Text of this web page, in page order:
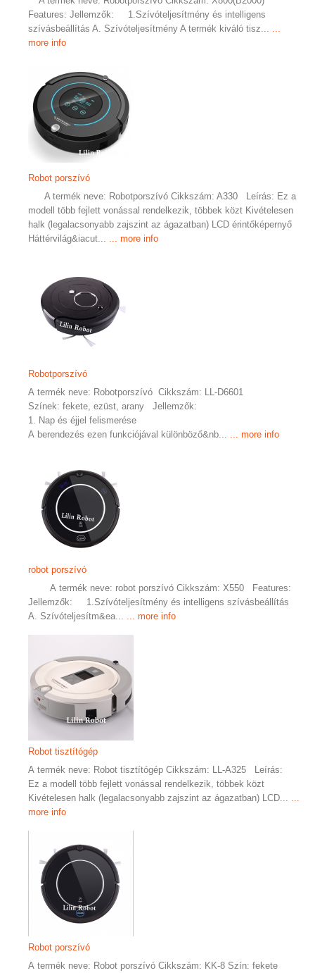
Features: Jellemzők: 1.Szívóteljesítmény és intelligens
szívásbeállítás A. Szívóteljesítmény A termék kiváló tisz...
more info
Robot porszívó
A termék neve: Robotporszívó Cikkszám: A330 Leírás: Ez a
modell több fejlett vonással rendelkezik, többek közt Kivételesen
halk (legalacsonyabb zajszint az ágazatban) LCD érintőképernyő
Háttérvilág&iacut...
... more info
Robotporszívó
A termék neve: Robotporszívó Cikkszám: LL-D6601
Színek: fekete, ezüst, arany Jellemzők:
1. Nap és éjjel felismerése
A berendezés ezen funkciójával különböző&nb...
... more info
robot porszívó
A termék neve: robot porszívó Cikkszám: X550 Features:
Jellemzők: 1.Szívóteljesítmény és intelligens szívásbeállítás
A. Szívóteljesítm&ea...
... more info
Robot tisztítógép
A termék neve: Robot tisztítógép Cikkszám: LL-A325 Leírás:
Ez a modell több fejlett vonással rendelkezik, többek közt
Kivételesen halk (legalacsonyabb zajszint az ágazatban) LCD...
more info
Robot porszívó
A termék neve: Robot porszívó Cikkszám: KK-8 Szín: fekete